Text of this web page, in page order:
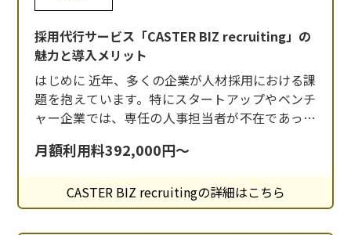
採用代行サービス「CASTER BIZ recruiting」の
魅力と導入メリット
はじめに 近年、多くの企業が人材採用における課
題を抱えています。特にスタートアップやベンチ
ャー企業では、専任の人事担当者が不在であった
ありません。 そんな中、採用業務を専門的にサポ
ートするサービスとして注目されているのが
「CASTER BIZ recruiting」です。今回は、このサ
ービスの特徴と導入メリットにつ
月額利用料392,000円～
CASTER BIZ recruitingの詳細はこちら